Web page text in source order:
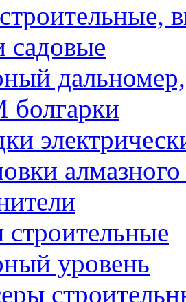
садовые
дальномер,
уровень